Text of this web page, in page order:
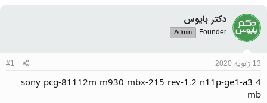
دکتر بایوس
Founder
Admin
13 ژانویه 2020 #1
sony pcg-81112m m930 mbx-215 rev-1.2 n11p-ge1-a3 4
mb